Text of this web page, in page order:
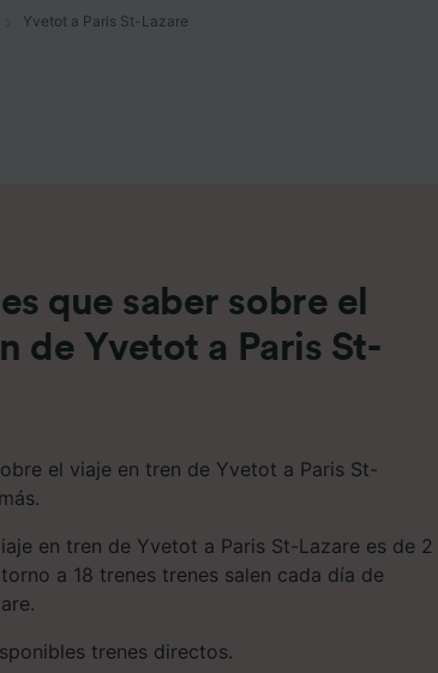
Yvetot a Paris St-Lazare
que saber sobre el
de Yvetot a Paris St-
el viaje en tren de Yvetot a Paris St-
en tren de Yvetot a Paris St-Lazare es de 2
a 18 trenes trenes salen cada día de
trenes directos.
Lista de asociados (proveedores)